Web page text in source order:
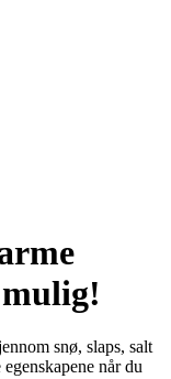
snø, slaps, salt
når du